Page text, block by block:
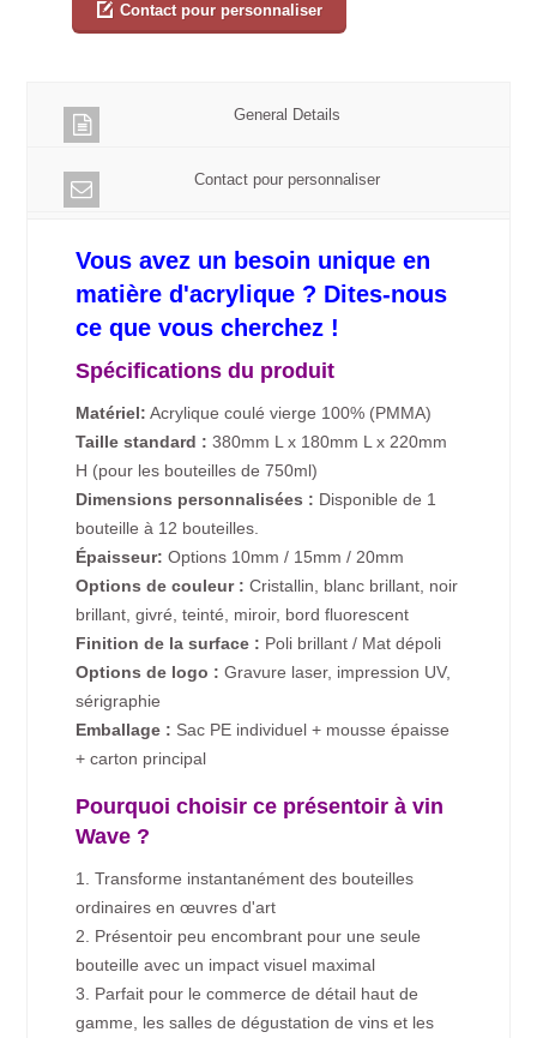
Contact pour personnaliser
General Details
Contact pour personnaliser
Vous avez un besoin unique en
matière d'acrylique ? Dites-nous
ce que vous cherchez !
Spécifications du produit
Matériel: Acrylique coulé vierge 100% (PMMA)
Taille standard : 380mm L x 180mm L x 220mm
H (pour les bouteilles de 750ml)
Dimensions personnalisées : Disponible de 1
bouteille à 12 bouteilles.
Épaisseur: Options 10mm / 15mm / 20mm
Options de couleur : Cristallin, blanc brillant, noir
brillant, givré, teinté, miroir, bord fluorescent
Finition de la surface : Poli brillant / Mat dépoli
Options de logo : Gravure laser, impression UV,
sérigraphie
Emballage : Sac PE individuel + mousse épaisse
+ carton principal
Pourquoi choisir ce présentoir à vin
Wave ?
1. Transforme instantanément des bouteilles
ordinaires en œuvres d'art
2. Présentoir peu encombrant pour une seule
bouteille avec un impact visuel maximal
3. Parfait pour le commerce de détail haut de
gamme, les salles de dégustation de vins et les